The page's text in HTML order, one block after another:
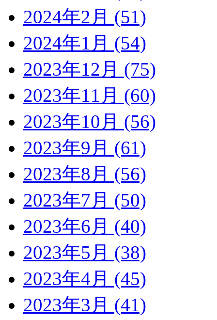
2024年2月 (51)
2024年1月 (54)
2023年12月 (75)
2023年11月 (60)
2023年10月 (56)
2023年9月 (61)
2023年8月 (56)
2023年7月 (50)
2023年6月 (40)
2023年5月 (38)
2023年4月 (45)
2023年3月 (41)